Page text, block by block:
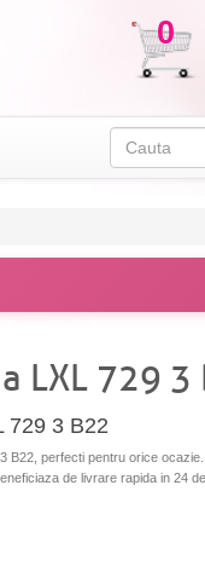
0
LXL 729 3
729 3 B22
B22, perfecti pentru orice
de livrare rapida in 24